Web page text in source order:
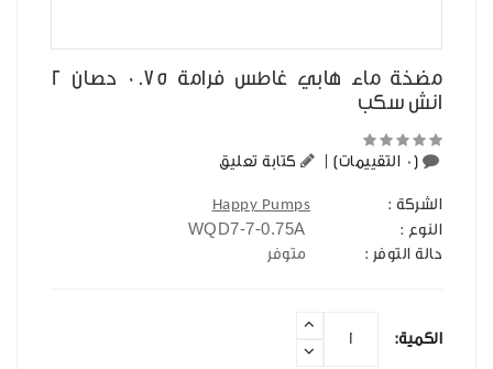
مضخة ماء هابي غاطس فرامة 0.75 حصان 2
انش سكب
(0 التقييمات) كتابة تعليق
الشركة :
Happy Pumps
النوع :
حالة التوفر : متوفر
الكمية: